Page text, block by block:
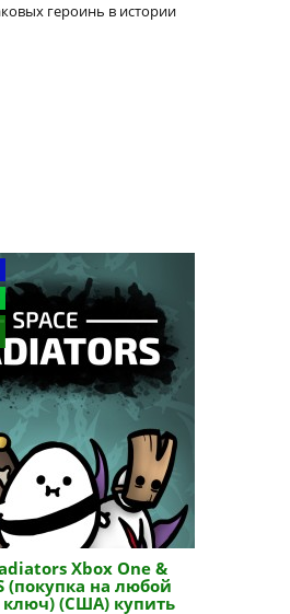
героинь в истории
Xbox One &
(покупка на любой
ключ) (США) купить